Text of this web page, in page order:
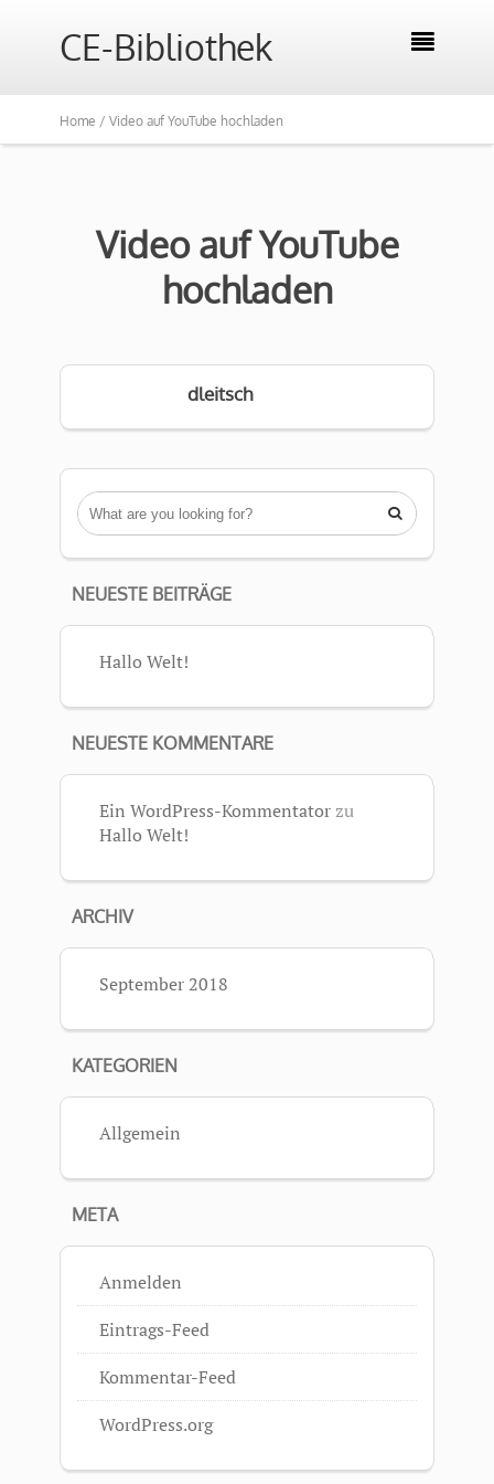
CE-Bibliothek 
Home / Video auf YouTube hochladen
Video auf YouTube
hochladen
dleitsch

NEUESTE BEITRÄGE
Hallo Welt!
NEUESTE KOMMENTARE
Ein WordPress-Kommentator zu
Hallo Welt!
ARCHIV
September 2018
KATEGORIEN
Allgemein
META
Anmelden
Eintrags-Feed
Kommentar-Feed
WordPress.org